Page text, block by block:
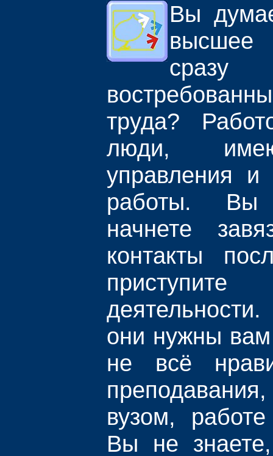
Вы
труда?
люди,
управления и
работы. Вы
начнете
контакты
они нужны
не всё
вузом,
Вы не